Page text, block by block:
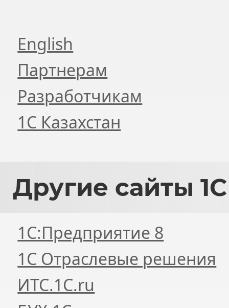
English
Партнерам
Разработчикам
1С Казахстан
Другие сайты 1С
1С:Предприятие 8
1С Отраслевые решения
ИТС.1C.ru